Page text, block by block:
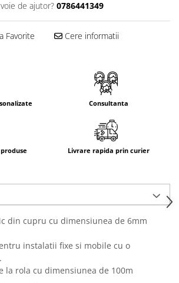
/ Standard
/ Standard
/ Media
de ajutor? 0786441349
Favorite Cere informatii
Consultanta
Livrare rapida prin curier
din cupru cu dimensiunea de 6mm
instalatii fixe si mobile cu o
la rola cu dimensiunea de 100m